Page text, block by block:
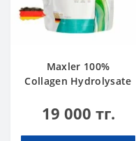
Maxler 100%
Collagen Hydrolysate
19 000 тг.